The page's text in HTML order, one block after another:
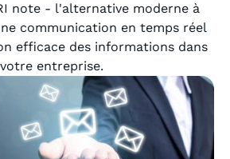
note - l'alternative moderne à
communication en temps réel
efficace des informations dans
votre entreprise.